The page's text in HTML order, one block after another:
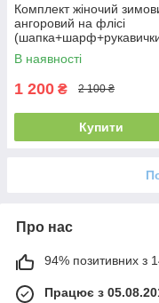
Комплект жіночий
ангоровий на флісі
ODYSSEY 55-58 см
різнокольоровий 12815 -
В наявності
1 200 ₴ 2 100 ₴
Купити
Про нас
94% позитивних з
Працює з